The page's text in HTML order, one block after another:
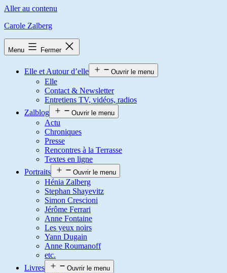
Aller au contenu
Carole Zalberg
Menu Fermer
Elle et Autour d’elle Ouvrir le menu
Elle
Contact & Newsletter
Entretiens TV, vidéos, radios
Zalblog
Ouvrir le menu
Actu
Chroniques
Presse
Rencontres à la Terrasse
Textes en ligne
Portraits
Ouvrir le menu
Hénia Zalberg
Stephan Shayevitz
Simon Crescioni
Jérôme Ferrari
Anne Fontaine
Les yeux noirs
Yann Dugain
Anne Roumanoff
etc.
Livres
Ouvrir le menu